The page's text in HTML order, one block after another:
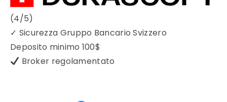
(4/5)
✓ Sicurezza Gruppo Bancario Svizzero
Deposito minimo 100$
Broker regolamentato